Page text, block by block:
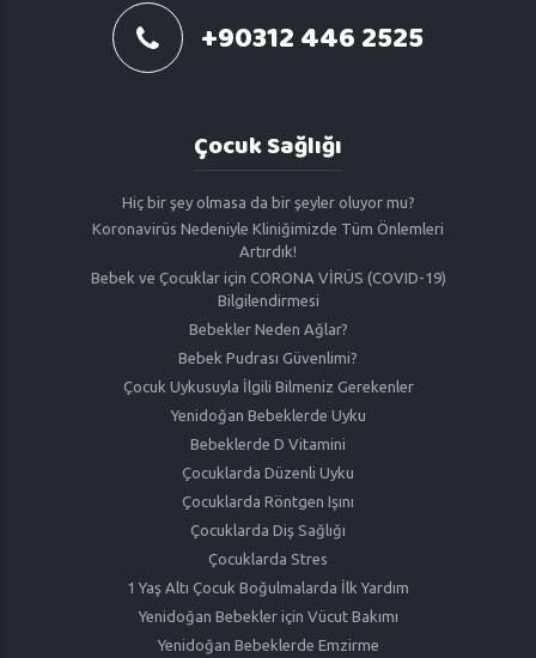
+90312 446 2525
Çocuk Sağlığı
Hiç bir şey olmasa da bir şeyler oluyor mu?
Koronavirüs Nedeniyle Kliniğimizde Tüm Önlemleri
Artırdık!
Bebek ve Çocuklar için CORONA VİRÜS (COVID-19)
Bilgilendirmesi
Bebekler Neden Ağlar?
Bebek Pudrası Güvenlimi?
Çocuk Uykusuyla İlgili Bilmeniz Gerekenler
Yenidoğan Bebeklerde Uyku
Bebeklerde D Vitamini
Çocuklarda Düzenli Uyku
Çocuklarda Röntgen Işını
Çocuklarda Diş Sağlığı
Çocuklarda Stres
1 Yaş Altı Çocuk Boğulmalarda İlk Yardım
Yenidoğan Bebekler için Vücut Bakımı
Yenidoğan Bebeklerde Emzirme